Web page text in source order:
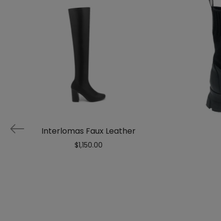
Interlomas Faux Leather
$1,150.00